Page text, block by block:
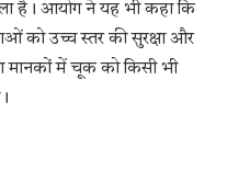
है। आयोग ने यह भी कहा कि
को उच्च स्तर की सुरक्षा और
मानकों में चूक को किसी भी